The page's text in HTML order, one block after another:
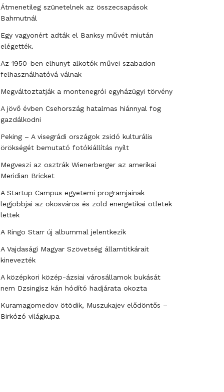
Átmenetileg szünetelnek az összecsapások
Bahmutnál
Egy vagyonért adták el Banksy művét miután
elégették.
Az 1950-ben elhunyt alkotók művei szabadon
felhasználhatóvá válnak
Megváltoztatják a montenegrói egyházügyi törvény
A jövő évben Csehország hatalmas hiánnyal fog
gazdálkodni
Peking – A visegrádi országok zsidó kulturális
örökségét bemutató fotókiállítás nyílt
Megveszi az osztrák Wienerberger az amerikai
Meridian Bricket
A Startup Campus egyetemi programjainak
legjobbjai az okosváros és zöld energetikai ötletek
lettek
A Ringo Starr új albummal jelentkezik
A Vajdasági Magyar Szövetség államtitkárait
kinevezték
A középkori közép-ázsiai városállamok bukását
nem Dzsingisz kán hódító hadjárata okozta
Kuramagomedov ötödik, Muszukajev elődöntős –
Birkózó világkupa